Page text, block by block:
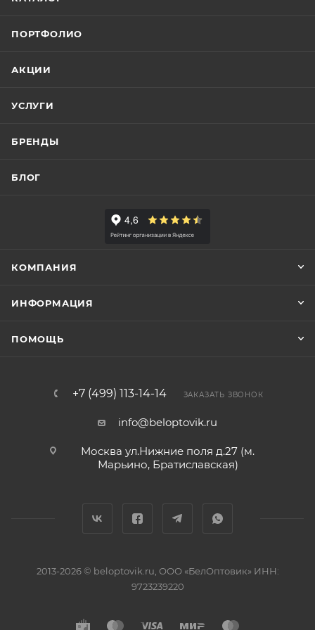
ПОРТФОЛИО
АКЦИИ
УСЛУГИ
БРЕНДЫ
БЛОГ
КОМПАНИЯ
ИНФОРМАЦИЯ
ПОМОЩЬ
+7 (499) 113-14-14 ЗАКАЗАТЬ ЗВОНОК
info@beloptovik.ru
Москва ул.Нижние поля д.27 (м.
Марьино, Братиславская)
2013-2026 © beloptovik.ru, ООО «БелОптовик» ИНН:
9723239220